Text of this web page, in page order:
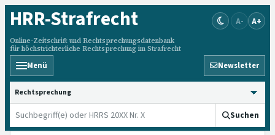
HRR-Strafrecht
Online-Zeitschrift und Rechtsprechungsdatenbank
für höchstrichterliche Rechtsprechung im Strafrecht
A- A+
Menü Newsletter
HRRS durchsuchen
Suchen